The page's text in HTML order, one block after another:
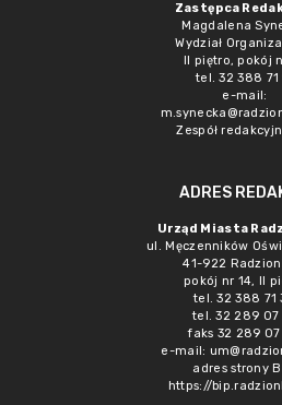
Zastępca
Magdalena
Wydział
II piętro, pokój
tel. 32 388 71
e-mail:
Zespół
ADRES
Urząd Miasta
ul. Męczenników
41-922
pokój nr 14, II
tel. 32 388 71
tel. 32 289 07
faks 32 289
e-mail:
adres strony
https://